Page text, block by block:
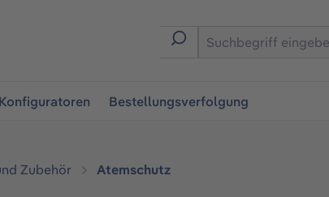
Konfiguratoren Bestellungsverfolgung
Zubehör Atemschutz